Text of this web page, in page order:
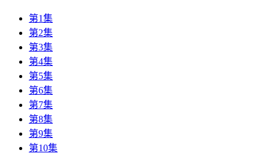
第1集
第2集
第3集
第4集
第5集
第6集
第7集
第8集
第9集
第10集